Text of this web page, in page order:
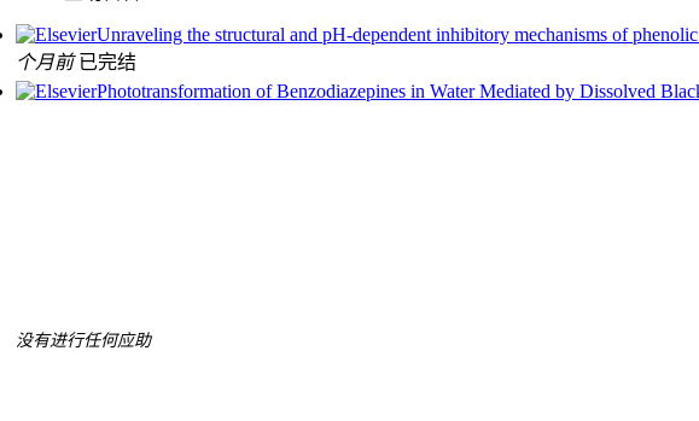
Unraveling the structural and pH-dependent inhibitory mechanisms of
个月前 已完结
Phototransformation of Benzodiazepines in Water Mediated by Dissolved
没有进行任何应助